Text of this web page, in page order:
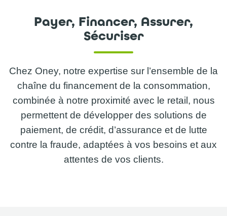
Payer, Financer, Assurer,
Sécuriser
Chez Oney, notre expertise sur l’ensemble de la
chaîne du financement de la consommation,
combinée à notre proximité avec le retail, nous
permettent de développer des solutions de
paiement, de crédit, d’assurance et de lutte
contre la fraude, adaptées à vos besoins et aux
attentes de vos clients.